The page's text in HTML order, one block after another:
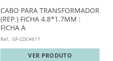
CABO PARA TRANSFORMADOR
(REP.) FICHA 4.8*1.7MM :
FICHA A
Ref.: GF-CDC4817
VER PRODUTO